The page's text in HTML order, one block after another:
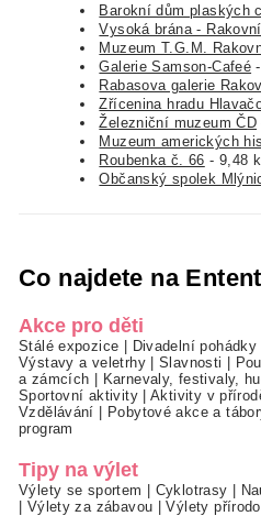
Barokní dům plaských
Vysoká brána -
Muzeum T.G.M.
Galerie Samson-Cafeé
Rabasova galerie
Zřícenina hradu
Železniční muzeum ČD
Muzeum amerických
Roubenka č. 66 - 9,48
Občanský spolek
Co najdete na
Akce pro děti
Stálé expozice Divadelní pohádky
Výstavy a veletrhy|Slavnosti
a zámcích
Karnevaly, festivaly,
Sportovní aktivity|Aktivity v
Vzdělávání
Pobytové akce a
program
Tipy na výlet
Výlety se sportem Cyklotrasy
Výlety za zábavou |Výlety